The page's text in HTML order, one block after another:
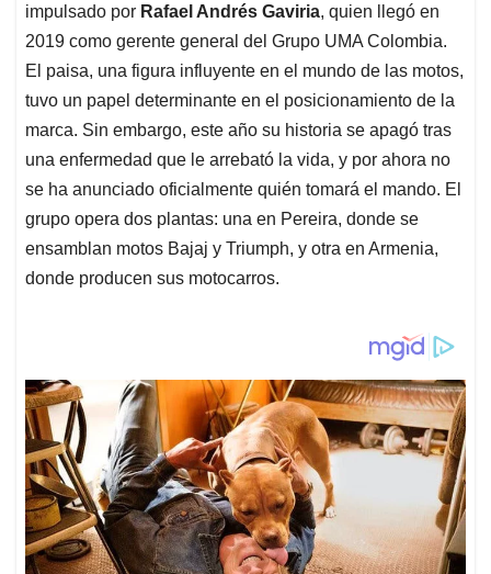
impulsado por Rafael Andrés Gaviria, quien llegó en
2019 como gerente general del Grupo UMA Colombia.
El paisa, una figura influyente en el mundo de las motos,
tuvo un papel determinante en el posicionamiento de la
marca. Sin embargo, este año su historia se apagó tras
una enfermedad que le arrebató la vida, y por ahora no
se ha anunciado oficialmente quién tomará el mando. El
grupo opera dos plantas: una en Pereira, donde se
ensamblan motos Bajaj y Triumph, y otra en Armenia,
donde producen sus motocarros.